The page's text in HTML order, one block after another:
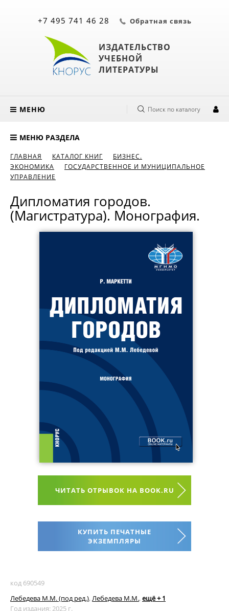
ИЗДАТЕЛЬСТВО
УЧЕБНОЙ
ЛИТЕРАТУРЫ
+7 495 741 46 28 Обратная связь
МЕНЮ Поиск по каталогу
МЕНЮ РАЗДЕЛА
ГЛАВНАЯ КАТАЛОГ КНИГ
БИЗНЕС.
ЭКОНОМИКА
ГОСУДАРСТВЕННОЕ И МУНИЦИПАЛЬНОЕ
УПРАВЛЕНИЕ
Дипломатия городов.
(Магистратура). Монография.
ЧИТАТЬ ОТРЫВОК НА BOOK.RU
КУПИТЬ ПЕЧАТНЫЕ
ЭКЗЕМПЛЯРЫ
код 690549
Лебедева М.М. (под ред.), Лебедева М.М., ещё + 1
Год издания: 2025 г.